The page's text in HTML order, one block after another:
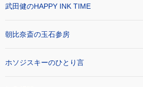
武田健のHAPPY INK TIME
朝比奈斎の玉石参房
ホソジスキーのひとり言